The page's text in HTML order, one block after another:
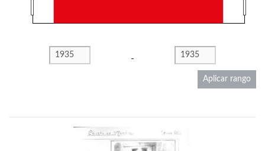
-
Aplicar rango